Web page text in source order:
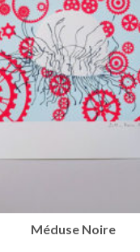
Méduse Noire